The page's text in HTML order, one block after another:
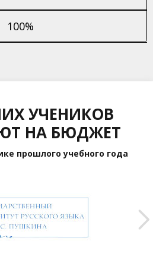
100%
УЧЕНИКОВ
НА БЮДЖЕТ
прошлого учебного года